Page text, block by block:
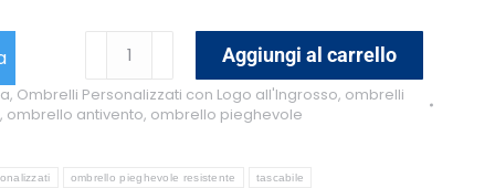
ombrello
pieghevole
Doroty
Aggiungi al carrello
, Ombrelli Personalizzati con Logo all'Ingrosso, ombrelli
, ombrello antivento, ombrello pieghevole
ombrello pieghevole resistente tascabile